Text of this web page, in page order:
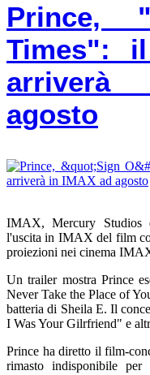
Prince,
Times":
agosto
IMAX, Mercury Studios
l'uscita in IMAX del film
proiezioni nei cinema
Un trailer mostra Prince
Never Take the Place of
batteria di Sheila E. Il
I Was Your Gilrfriend" e
Prince ha diretto il film-
rimasto indisponibile